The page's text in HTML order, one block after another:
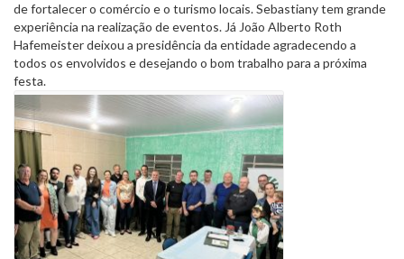
de fortalecer o comércio e o turismo locais. Sebastiany tem grande
experiência na realização de eventos. Já João Alberto Roth
Hafemeister deixou a presidência da entidade agradecendo a
todos os envolvidos e desejando o bom trabalho para a próxima
festa.